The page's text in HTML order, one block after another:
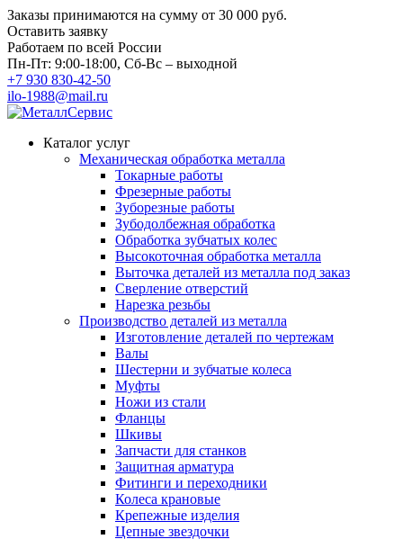
Заказы принимаются на сумму от 30 000 руб.
Оставить заявку
Работаем по всей России
Пн-Пт: 9:00-18:00, Сб-Вс – выходной
+7 930 830-42-50
ilo-1988@mail.ru
Каталог услуг
Механическая обработка металла
Токарные работы
Фрезерные работы
Зуборезные работы
Зубодолбежная обработка
Обработка зубчатых колес
Высокоточная обработка металла
Выточка деталей из металла под заказ
Сверление отверстий
Нарезка резьбы
Производство деталей из металла
Изготовление деталей по чертежам
Валы
Шестерни и зубчатые колеса
Муфты
Ножи из стали
Фланцы
Шкивы
Запчасти для станков
Защитная арматура
Фитинги и переходники
Колеса крановые
Крепежные изделия
Цепные звездочки